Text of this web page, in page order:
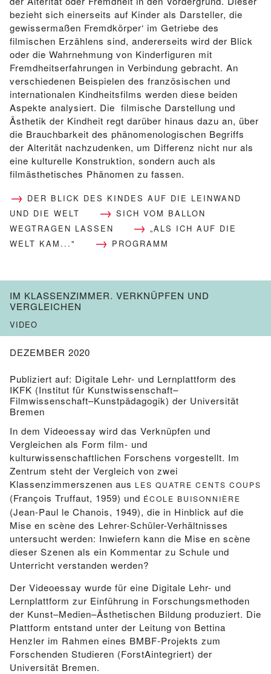
bezieht sich einerseits auf Kinder als Darsteller, die
gewissermaßen Fremdkörper‘ im Getriebe des
filmischen Erzählens sind, andererseits wird der Blick
oder die Wahrnehmung von Kinderfiguren mit
Fremdheitserfahrungen in Verbindung gebracht. An
verschiedenen Beispielen des französischen und
internationalen Kindheitsfilms werden diese beiden
Aspekte analysiert. Die filmische Darstellung und
Ästhetik der Kindheit regt darüber hinaus dazu an, über
die Brauchbarkeit des phänomenologischen Begriffs
der Alterität nachzudenken, um Differenz nicht nur als
eine kulturelle Konstruktion, sondern auch als
filmästhetisches Phänomen zu fassen.
DER BLICK DES KINDES AUF DIE LEINWAND
UND DIE WELT
SICH VOM BALLON
WEGTRAGEN LASSEN
„ALS ICH AUF DIE
WELT KAM..."
PROGRAMM
IM KLASSENZIMMER. VERKNÜPFEN UND
VERGLEICHEN
VIDEO
DEZEMBER 2020
Publiziert auf: Digitale Lehr- und Lernplattform des
IKFK (Institut für Kunstwissenschaft–
Filmwissenschaft–Kunstpädagogik) der Universität
Bremen
In dem Videoessay wird das Verknüpfen und
Vergleichen als Form film- und
kulturwissenschaftlichen Forschens vorgestellt. Im
Zentrum steht der Vergleich von zwei
Klassenzimmerszenen aus LES QUATRE CENTS COUPS
(François Truffaut, 1959) und ÉCOLE BUISONNIÈRE
(Jean-Paul le Chanois, 1949), die in Hinblick auf die
Mise en scène des Lehrer-Schüler-Verhältnisses
untersucht werden: Inwiefern kann die Mise en scène
dieser Szenen als ein Kommentar zu Schule und
Unterricht verstanden werden?
Der Videoessay wurde für eine Digitale Lehr- und
Lernplattform zur Einführung in Forschungsmethoden
der Kunst–Medien–Ästhetischen Bildung produziert. Die
Plattform entstand unter der Leitung von Bettina
Henzler im Rahmen eines BMBF-Projekts zum
Forschenden Studieren (ForstAintegriert) der
Universität Bremen.